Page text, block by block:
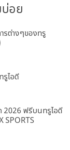
อย
รต่างๆของทรู
รูไอดี
2026 ฟรีบนทรูไอดี
SPORTS